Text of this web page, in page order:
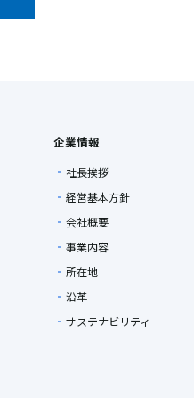
企業情報
社長挨拶
経営基本方針
会社概要
事業内容
所在地
沿革
サステナビリティ